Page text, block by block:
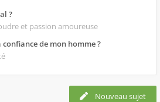
?
et passion amoureuse
de mon homme ?
Nouveau sujet